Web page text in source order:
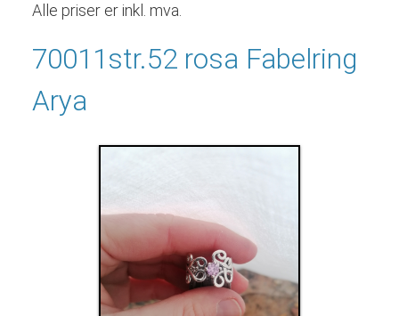
Alle priser er inkl. mva.
70011str.52 rosa Fabelring
Arya